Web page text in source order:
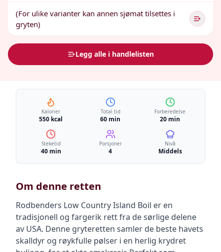
(For ulike varianter kan annen sjømat tilsettes i
gryten)
Legg alle i handlelisten
Kalorier
550 kcal
Total tid
60 min
Forberedelse
20 min
Steketid
40 min
Porsjoner
4
Nivå
Middels
Om denne retten
Rodbenders Low Country Island Boil er en
tradisjonell og fargerik rett fra de sørlige delene
av USA. Denne gryteretten samler de beste havets
skalldyr og røykfulle pølser i en herlig krydret